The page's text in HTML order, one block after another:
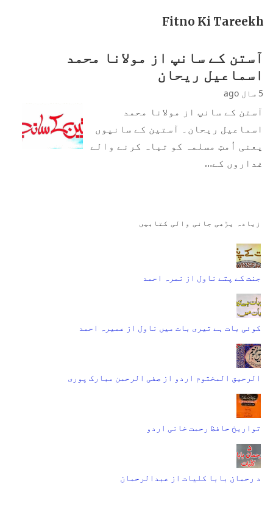
Fitno Ki Tareekh
آستن کے سانپ از مولانا محمد
اسماعیل ریحان
5 سال ago
آستن کے سانپ از مولانا محمد
اسماعیل ریحان۔ آستین کے سانپوں
یعنی اُمتِ مسلمہ کو تباہ کرنے والے
غداروں کے…
زیادہ پڑھی جانی والی کتابیں
جنت کے پتے ناول از نمرہ احمد
کوئی بات ہے تیری بات میں ناول از عمیرہ احمد
الرحیق المختوم اردو از صفی الرحمن مبارک پوری
تواریخ حافظ رحمت خانی اردو
د رحمان بابا کلیات از عبدالرحمان